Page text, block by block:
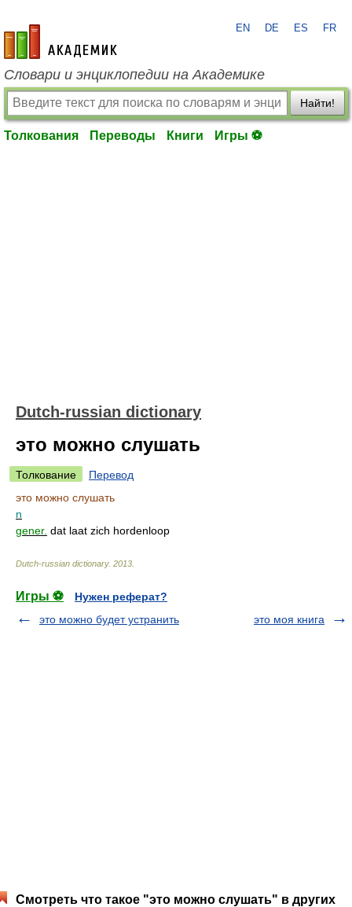
academic.ru
EN DE ES FR
Словари и энциклопедии на Академике
Найти!
Толкования Переводы Книги Игры ⚽
Dutch-russian dictionary
это можно слушать
Толкование
Перевод
это можно слушать
n
gener. dat laat zich hordenloop
Dutch-russian dictionary. 2013
Игры ⚽
Нужен реферат?
это можно будет устранить
это моя книга
Смотреть что такое "это можно слушать" в других